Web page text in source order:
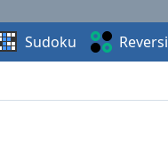
Sudoku Reversi